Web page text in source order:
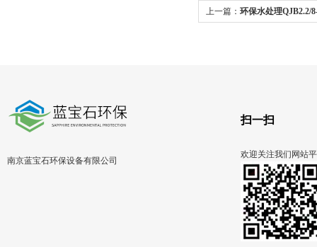
上一篇： 环保水处理QJB2.2/
南京蓝宝石环保设备有限公司
扫一扫
欢迎关注我们网站